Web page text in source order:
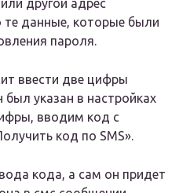
другой адрес
те данные, которые были
пароля.
ввести две цифры
указан в настройках
вводим код с
код по SMS».
кода, а сам он придет